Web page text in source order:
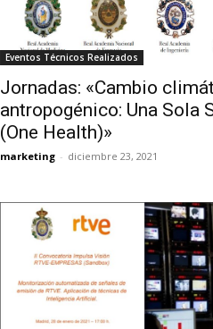
Eventos Técnicos Realizados
Jornadas: «Cambio
antropogénico: Una Sola
(One Health)»
marketing - diciembre 23, 2021